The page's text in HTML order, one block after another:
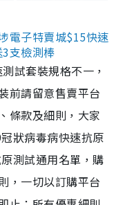
電子特賣城$15快速
支檢測棒
試套裝規格不一，
前請留意售賣平台
條款及細則，大家
狀病毒病快速抗原
測試通用名單，購
，一切以訂購平台